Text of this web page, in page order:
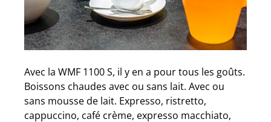
Avec la WMF 1100 S, il y en a pour tous les goûts.
Boissons chaudes avec ou sans lait. Avec ou
sans mousse de lait. Expresso, ristretto,
cappuccino, café crème, expresso macchiato,